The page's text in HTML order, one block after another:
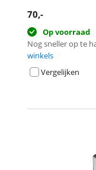
70,-
Op voorraad
Nog sneller op te
winkels
Vergelijken